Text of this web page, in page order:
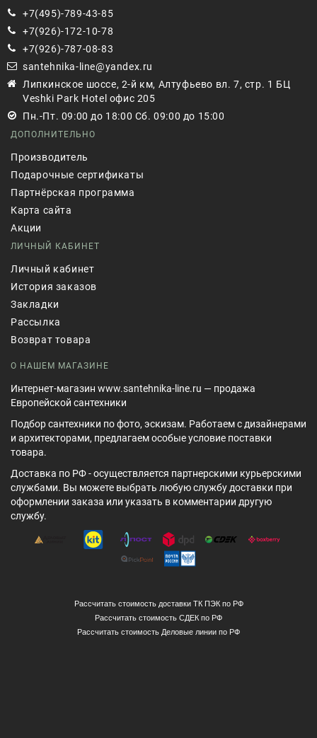
+7(495)-789-43-85
+7(926)-172-10-78
+7(926)-787-08-83
santehnika-line@yandex.ru
Липкинское шоссе, 2-й км, Алтуфьево вл. 7, стр. 1 БЦ
Veshki Park Hotel офис 205
Пн.-Пт. 09:00 до 18:00 Сб. 09:00 до 15:00
ДОПОЛНИТЕЛЬНО
Производитель
Подарочные сертификаты
Партнёрская программа
Карта сайта
Акции
ЛИЧНЫЙ КАБИНЕТ
Личный кабинет
История заказов
Закладки
Рассылка
Возврат товара
О НАШЕМ МАГАЗИНЕ
Интернет-магазин www.santehnika-line.ru — продажа
Европейской сантехники
Подбор сантехники по фото, эскизам. Работаем с дизайнерами
и архитекторами, предлагаем особые условие поставки
товара.
Доставка по РФ - осуществляется партнерскими курьерскими
службами. Вы можете выбрать любую службу доставки при
оформлении заказа или указать в комментарии другую
службу.
Рассчитать стоимость доставки ТК ПЭК по РФ
Рассчитать стоимость СДЕК по РФ
Рассчитать стоимость Деловые линии по РФ